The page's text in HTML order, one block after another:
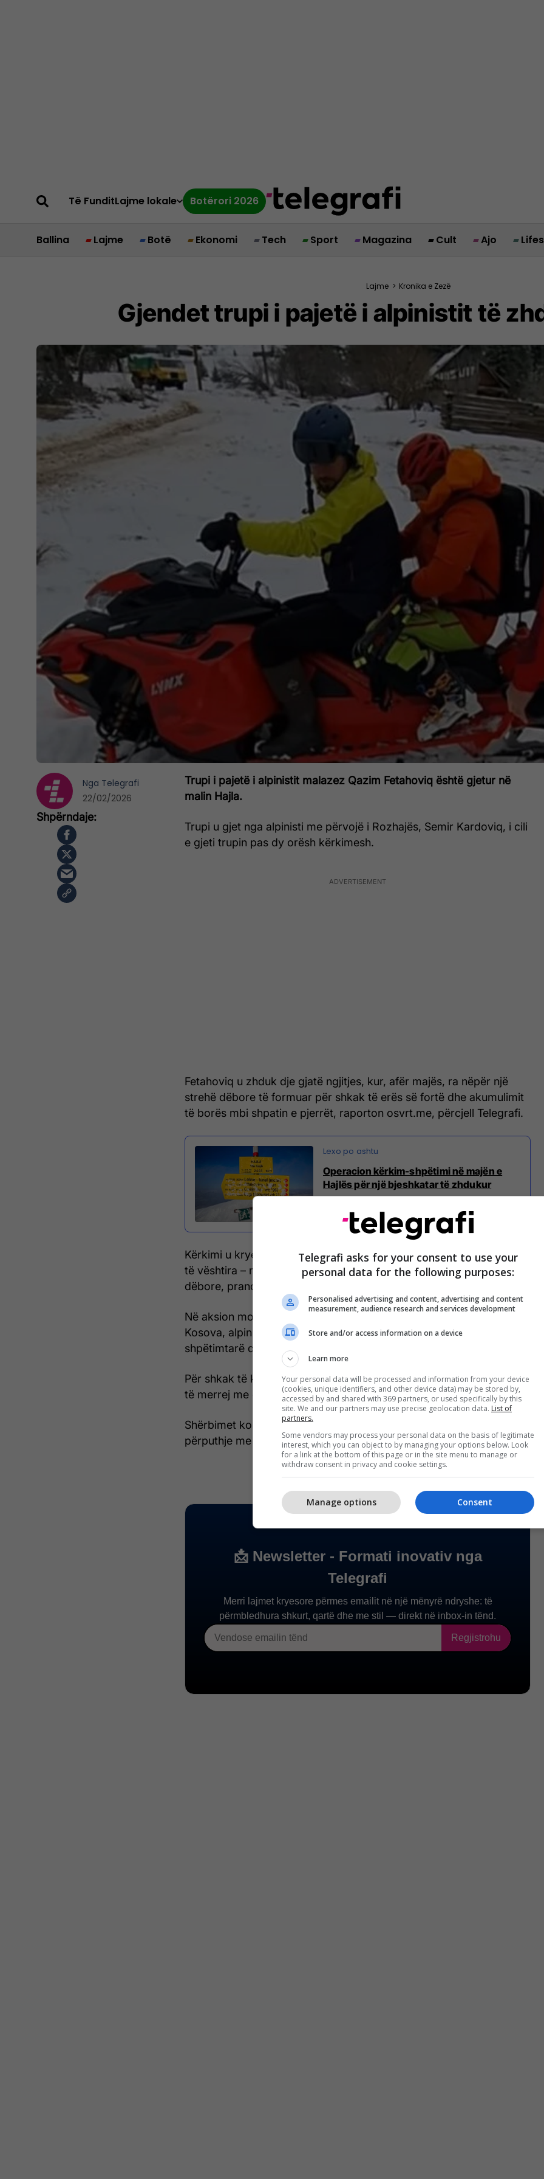
Të FunditLajme lokale Botërori 2026
Ballina Lajme Botë Ekonomi Tech Sport Magazina Cult Ajo
Lajme > Kronika e Zezë
Gjendet trupi i pajetë i alpinistit të
Trupi i pajetë i alpinistit malazez Qazim Fetahoviq është gjetur në
malin Hajla.
Trupi u gjet nga alpinisti me përvojë i Rozhajës, Semir Kardoviq, i cili
e gjeti trupin pas dy orësh kërkimesh.
Fetahoviq u zhduk dje gjatë ngjitjes, kur, afër majës, ra nëpër një
strehë dëbore të formuar për shkak të erës së fortë dhe akumulimit
të borës mbi shpatin e pjerrët, raporton osvrt.me, përcjell Telegrafi.
Operacion kërkim-shpëtimi në majën e
Hajlës për një bjeshkatar të zhdukur
Kërkimi u krye mbrëmë dhe këtë mëngjes në kushte jashtëzakonisht
të vështira – me mjegull të dendur, erë të fortë dhe reshje të dendura
dëbore, prandaj u ndal në një moment.
Në aksion morën pjesë anëtarë të Shërbimit të Shpëtimit Malor nga
Kosova, alpinistë nga disa klube malazeze, Policia Kufitare, si dhe
shpëtimtarë dhe zjarrfikës nga Rozhaja.
Për shkak të kushteve të pafavorshme të motit, nuk ishte e mundur
të merrej me qira një helikopter.
Shërbimet kompetente ndërmarrin aktivitete të mëtejshme në
përputhje me procedurat. /Telegrafi/
Nga Telegrafi
22/02/2026
Telegrafi asks for your consent to use your
personal data for the following purposes:
Personalised advertising and content, advertising and content
measurement, audience research and services development
Store and/or access information on a device
Learn more
Your personal data will be processed and information from your device
(cookies, unique identifiers, and other device data) may be stored by,
accessed by and shared with 369 partners, or used specifically by this
site. We and our partners may use precise geolocation data. List of
partners.
Some vendors may process your personal data on the basis of legitimate
interest, which you can object to by managing your options below. Look
for a link at the bottom of this page or in the site menu to manage or
withdraw consent in privacy and cookie settings.
Consent
Manage options